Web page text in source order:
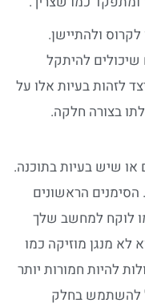
ולהתיישן.
להיתקל
בעיות אלו על
בצורה חלקה.
בעיות בתוכנה.
הראשונים
לוקח למחשב שלך
מנגן מוזיקה כמו
חמורות יותר
בחלק